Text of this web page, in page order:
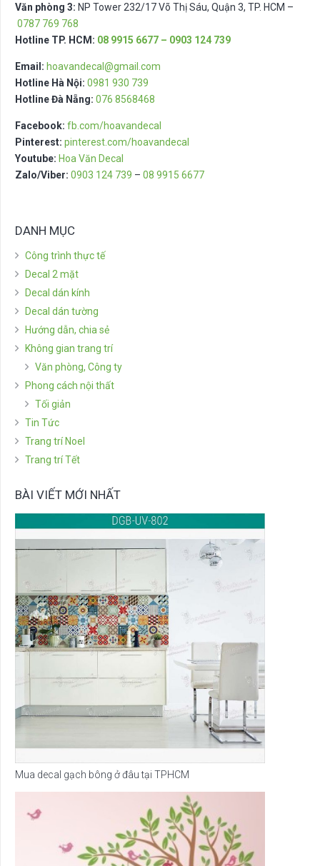
Văn phòng 3: NP Tower 232/17 Võ Thị Sáu, Quận 3, TP. HCM –
0787 769 768
Hotline TP. HCM: 08 9915 6677 – 0903 124 739
Email: hoavandecal@gmail.com
Hotline Hà Nội: 0981 930 739
Hotline Đà Nẵng: 076 8568468
Facebook: fb.com/hoavandecal
Pinterest: pinterest.com/hoavandecal
Youtube: Hoa Văn Decal
Zalo/Viber: 0903 124 739 – 08 9915 6677
DANH MỤC
Công trình thực tế
Decal 2 mặt
Decal dán kính
Decal dán tường
Hướng dẫn, chia sẻ
Không gian trang trí
Văn phòng, Công ty
Phong cách nội thất
Tối giản
Tin Tức
Trang trí Noel
Trang trí Tết
BÀI VIẾT MỚI NHẤT
Mua decal gạch bông ở đâu tại TPHCM